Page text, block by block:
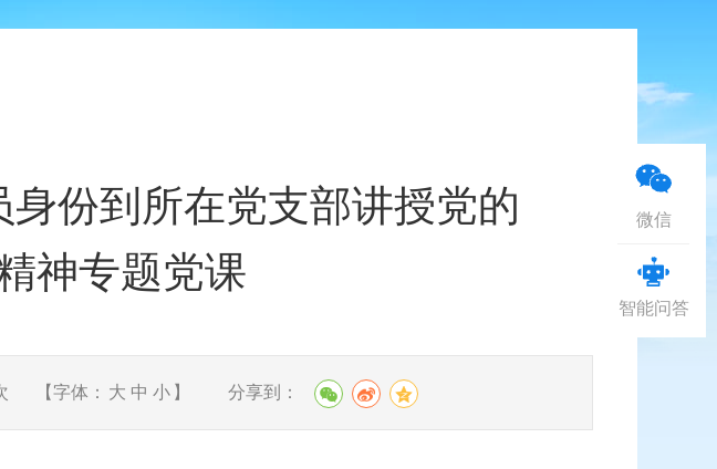
份到所在党支部讲授党的
神专题党课
【字体： 大 中 小 】 分享到：
微信
智能问答